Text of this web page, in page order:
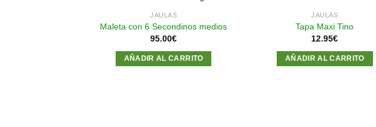
JAULAS
Maleta con 6 Secondinos medios
95.00€
AÑADIR AL CARRITO
JAULAS
Tapa Maxi Tino
12.95€
AÑADIR AL CARRITO